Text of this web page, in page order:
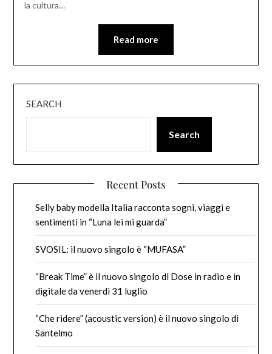
la cultura…
Read more
SEARCH
Search
Recent Posts
Selly baby modella Italia racconta sogni, viaggi e
sentimenti in “Luna lei mi guarda”
SVOSIL: il nuovo singolo è “MUFASA”
“Break Time” è il nuovo singolo di Dose in radio e in
digitale da venerdì 31 luglio
“Che ridere” (acoustic version) è il nuovo singolo di
Santelmo